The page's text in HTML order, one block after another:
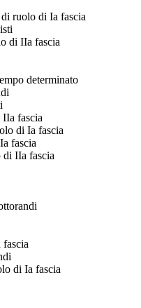
ruolo di Ia fascia
di IIa fascia
determinato
fascia
di Ia fascia
fascia
IIa fascia
di Ia fascia